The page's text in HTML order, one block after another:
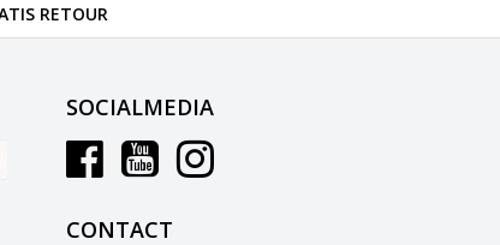
RETOUR
SOCIALMEDIA
CONTACT